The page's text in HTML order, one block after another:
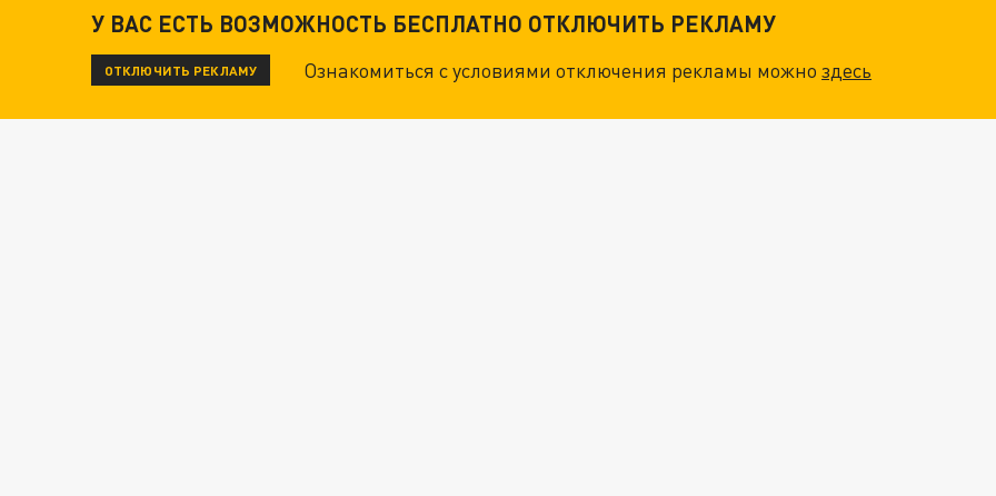
У ВАС ЕСТЬ ВОЗМОЖНОСТЬ БЕСПЛАТНО ОТКЛЮЧИТЬ РЕКЛАМУ
ОТКЛЮЧИТЬ РЕКЛАМУ Ознакомиться с условиями отключения рекламы можноздесь